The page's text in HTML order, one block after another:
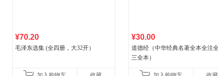
¥70.20
毛泽东选集 (全四册，大32开）
¥30.00
道德经（中华经典名著全本全注
三全本）